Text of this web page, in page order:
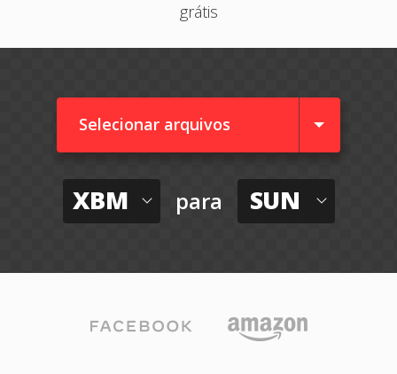
grátis
Selecionar arquivos
XBM para SUN